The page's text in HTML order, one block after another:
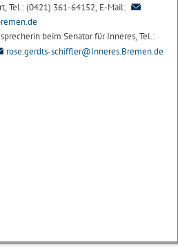
Tel.: (0421) 361-64152, E-Mail:
beim Senator für Inneres, Tel.:
rose.gerdts-schiffler@Inneres.Bremen.de